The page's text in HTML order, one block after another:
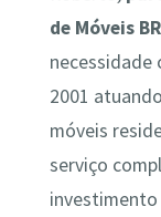
de Móveis BR
necessidade
2001
móveis
serviço